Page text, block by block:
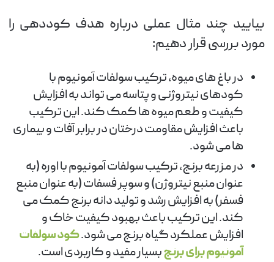
بیایید چند مثال عملی درباره هدف کوددهی را
مورد بررسی قرار دهیم:
در باغ های میوه، ترکیب سولفات آمونیوم با
کودهای نیتروژنی و پتاسه می تواند به افزایش
کیفیت و طعم میوه ها کمک کند. این ترکیب
باعث افزایش مقاومت درختان در برابر آفات و بیماری
ها می شود.
در مزرعه برنج، ترکیب سولفات آمونیوم با اوره (به
عنوان منبع نیتروژن) و سوپر فسفات (به عنوان منبع
فسفر) به افزایش رشد و تولید دانه برنج کمک می
کند. این ترکیب باعث بهبود کیفیت خاک و
افزایش عملکرد گیاه برنج می شود.کود سولفات
آمونیوم برای برنجبسیار مفید و کاربردی است.